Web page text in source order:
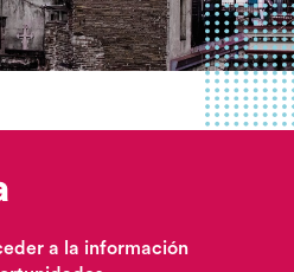
a la información